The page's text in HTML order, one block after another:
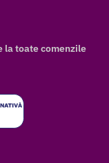
la toate comenzile